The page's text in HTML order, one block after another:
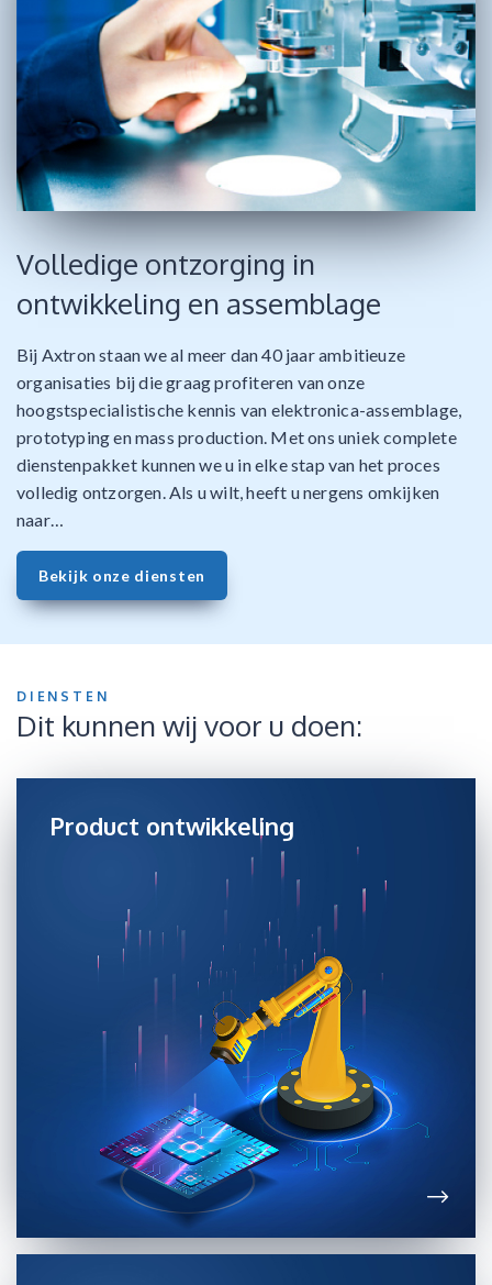
Volledige ontzorging in
ontwikkeling en assemblage
Bij Axtron staan we al meer dan 40 jaar ambitieuze
organisaties bij die graag profiteren van onze
hoogstspecialistische kennis van elektronica-assemblage,
prototyping en mass production. Met ons uniek complete
dienstenpakket kunnen we u in elke stap van het proces
volledig ontzorgen. Als u wilt, heeft u nergens omkijken
naar…
Bekijk onze diensten
DIENSTEN
Dit kunnen wij voor u doen:
Product ontwikkeling